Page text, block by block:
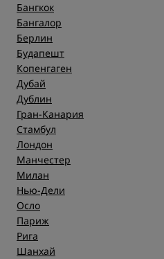
Бангкок
Бангалор
Берлин
Будапешт
Копенгаген
Дубай
Дублин
Гран-Канария
Стамбул
Лондон
Манчестер
Милан
Нью-Дели
Осло
Париж
Рига
Шанхай